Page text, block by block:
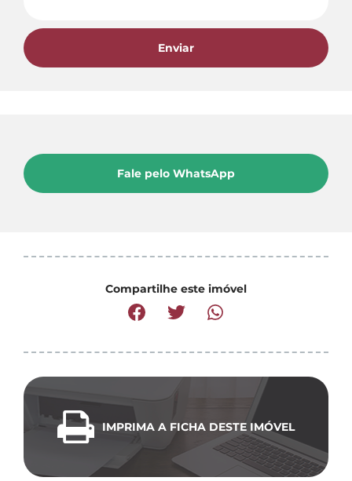
Enviar
Fale pelo WhatsApp
Compartilhe este imóvel
IMPRIMA A FICHA DESTE IMÓVEL